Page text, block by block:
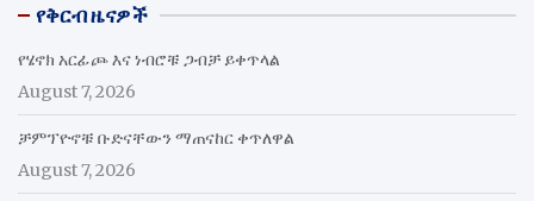
የቅርብ ዜናዎች
የሄኖክ አርፊጮ እና ነብሮቹ ጋብቻ ይቀጥላል
August 7, 2026
ቻምፕዮኖቹ ቡድናቸውን ማጠናከር ቀጥለዋል
August 7, 2026